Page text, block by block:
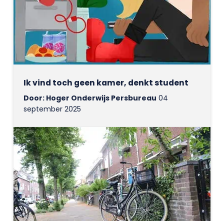
Ik vind toch geen kamer, denkt student
Door: Hoger Onderwijs Persbureau 04
september 2025